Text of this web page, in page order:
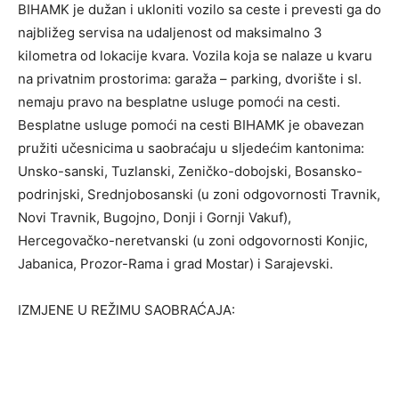
BIHAMK je dužan i ukloniti vozilo sa ceste i prevesti ga do
najbližeg servisa na udaljenost od maksimalno 3
kilometra od lokacije kvara. Vozila koja se nalaze u kvaru
na privatnim prostorima: garaža – parking, dvorište i sl.
nemaju pravo na besplatne usluge pomoći na cesti.
Besplatne usluge pomoći na cesti BIHAMK je obavezan
pružiti učesnicima u saobraćaju u sljedećim kantonima:
Unsko-sanski, Tuzlanski, Zeničko-dobojski, Bosansko-
podrinjski, Srednjobosanski (u zoni odgovornosti Travnik,
Novi Travnik, Bugojno, Donji i Gornji Vakuf),
Hercegovačko-neretvanski (u zoni odgovornosti Konjic,
Jabanica, Prozor-Rama i grad Mostar) i Sarajevski.
IZMJENE U REŽIMU SAOBRAĆAJA: